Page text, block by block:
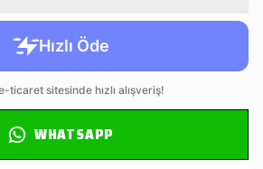
WHATSAPP